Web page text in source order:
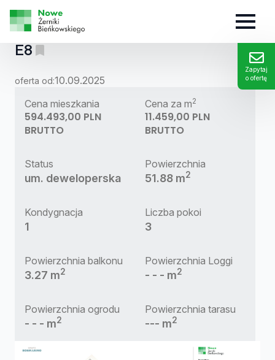
Zapytaj
o ofertę
MIESZKANIE:
E8
oferta od:10.09.2025
Cena mieszkania
594.493,00 PLN
BRUTTO
Cena za m2
11.459,00 PLN
BRUTTO
Status
um. deweloperska
Powierzchnia
51.88 m2
Kondygnacja
1
Liczba pokoi
3
Powierzchnia balkonu
3.27 m2
Powierzchnia Loggi
- - - m2
Powierzchnia ogrodu
- - - m2
Powierzchnia tarasu
--- m2